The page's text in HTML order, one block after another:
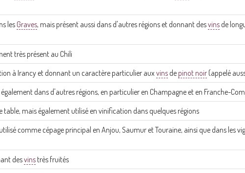
les Graves, mais présent aussi dans d'autres régions et donnant desvins de
très présent au Chili
à Irancy et donnant un caractère particulier aux vins de pinot noir (appelé
dans d'autres régions, en particulier en Champagne et en Franche-
mais également utilisé en vinification dans quelques régions
comme cépage principal en Anjou, Saumur et Touraine, ainsi que dans les
desvins très fruités